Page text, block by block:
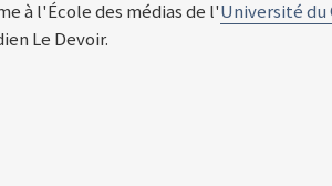
à l'École des médias de l'Université du
Le Devoir.